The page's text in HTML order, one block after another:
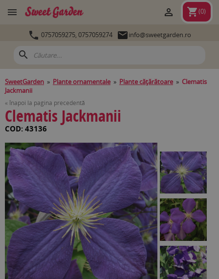
 shopping_cart(0)

 0757059275, 0757059274 info@sweetgarden.ro
search
SweetGarden » Plante ornamentale » Plante căţărătoare » Clematis
Jackmanii
« Înapoi la pagina precedentă
Clematis Jackmanii
COD: 43136